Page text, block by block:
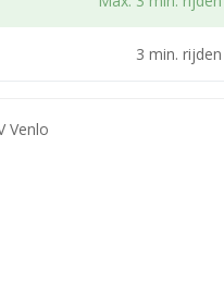
om de prijzen en
3 min. rijden
Venlo